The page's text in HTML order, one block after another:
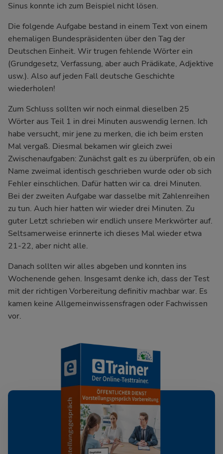
Sinus konnte ich zum Beispiel nicht lösen.
Die folgende Aufgabe bestand in einem Text von einem
ehemaligen Bundespräsidenten über den Tag der
Deutschen Einheit. Wir trugen fehlende Wörter ein
(Grundgesetz, Verfassung, aber auch Prädikate, Adjektive
usw.). Also auf jeden Fall deutsche Geschichte
wiederholen!
Zum Schluss sollten wir noch einmal dieselben 25
Wörter aus Teil 1 in drei Minuten auswendig lernen. Ich
habe versucht, mir jene zu merken, die ich beim ersten
Mal vergaß. Diesmal bekamen wir gleich zwei
Zwischenaufgaben: Zunächst galt es zu überprüfen, ob ein
Name zweimal identisch geschrieben wurde oder ob sich
Fehler einschlichen. Dafür hatten wir ca. drei Minuten.
Bei der zweiten Aufgabe war dasselbe mit Zahlenreihen
zu tun. Auch hier hatten wir wieder drei Minuten. Zu
guter Letzt schrieben wir endlich unsere Merkwörter auf.
Seltsamerweise erinnerte ich dieses Mal wieder etwa
21-22, aber nicht alle.
Danach sollten wir alles abgeben und konnten ins
Wochenende gehen. Insgesamt denke ich, dass der Test
mit der richtigen Vorbereitung definitiv machbar war. Es
kamen keine Allgemeinwissensfragen oder Fachwissen
vor.